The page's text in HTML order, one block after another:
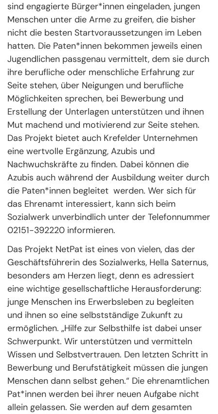
sind engagierte Bürger*innen eingeladen, jungen
Menschen unter die Arme zu greifen, die bisher
nicht die besten Startvoraussetzungen im Leben
hatten. Die Paten*innen bekommen jeweils einen
Jugendlichen passgenau vermittelt, dem sie durch
ihre berufliche oder menschliche Erfahrung zur
Seite stehen, über Neigungen und berufliche
Möglichkeiten sprechen, bei Bewerbung und
Erstellung der Unterlagen unterstützen und ihnen
Mut machend und motivierend zur Seite stehen.
Das Projekt bietet auch Krefelder Unternehmen
eine wertvolle Ergänzung, Azubis und
Nachwuchskräfte zu finden. Dabei können die
Azubis auch während der Ausbildung weiter durch
die Paten*innen begleitet werden. Wer sich für
das Ehrenamt interessiert, kann sich beim
Sozialwerk unverbindlich unter der Telefonnummer
02151-392220 informieren.
Das Projekt NetPat ist eines von vielen, das der
Geschäftsführerin des Sozialwerks, Hella Saternus,
besonders am Herzen liegt, denn es adressiert
eine wichtige gesellschaftliche Herausforderung:
junge Menschen ins Erwerbsleben zu begleiten
und ihnen so eine selbstständige Zukunft zu
ermöglichen. „Hilfe zur Selbsthilfe ist dabei unser
Schwerpunkt. Wir unterstützen und vermitteln
Wissen und Selbstvertrauen. Den letzten Schritt in
Bewerbung und Berufstätigkeit müssen die jungen
Menschen dann selbst gehen.“ Die ehrenamtlichen
Pat*innen werden bei ihrer neuen Aufgabe nicht
allein gelassen. Sie werden auf dem gesamten